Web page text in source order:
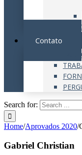
Contato
Search for:
Home/Aprovados 2020/
Gabriel Christian